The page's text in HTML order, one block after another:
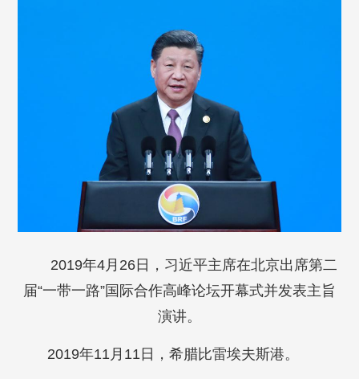
2019年4月26日，习近平主席在北京出席第二
届“一带一路”国际合作高峰论坛开幕式并发表主旨
演讲。
2019年11月11日，希腊比雷埃夫斯港。